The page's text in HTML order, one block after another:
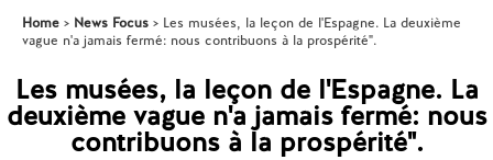
Home News Focus
Les musées, la leçon de l'Espagne. La deuxième
vague n'a jamais fermé: nous contribuons à la prospérité".
Les musées, la leçon de l'Espagne. La
deuxième vague n'a jamais fermé: nous
contribuons à la prospérité".